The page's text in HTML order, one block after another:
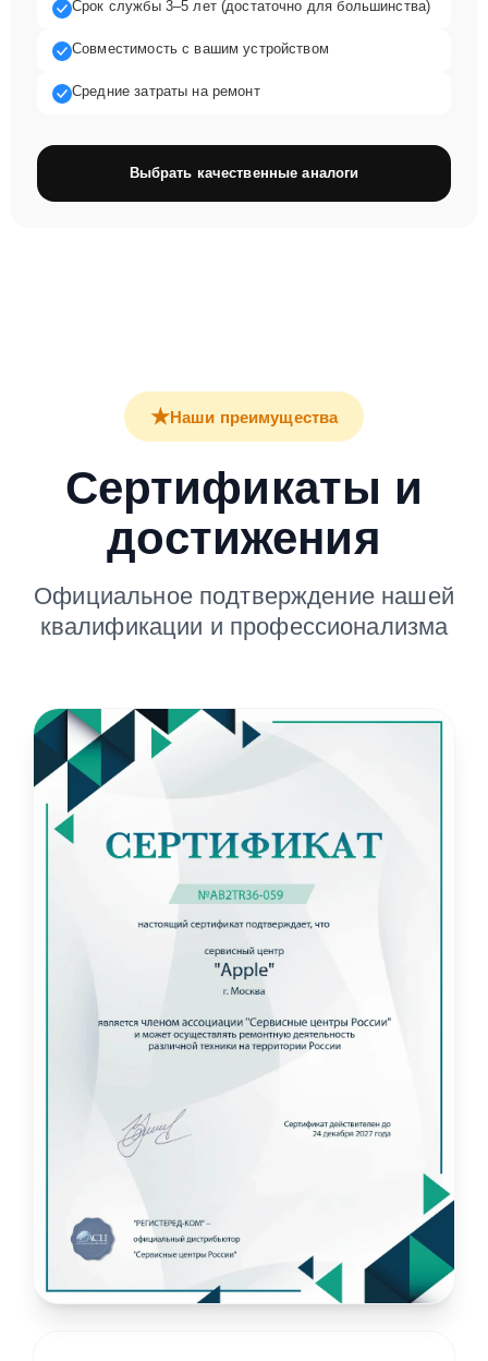
Срок службы 3–5 лет (достаточно для большинства)
Совместимость с вашим устройством
Средние затраты на ремонт
Выбрать качественные аналоги
★Наши преимущества
Сертификаты и
достижения
Официальное подтверждение нашей
квалификации и профессионализма